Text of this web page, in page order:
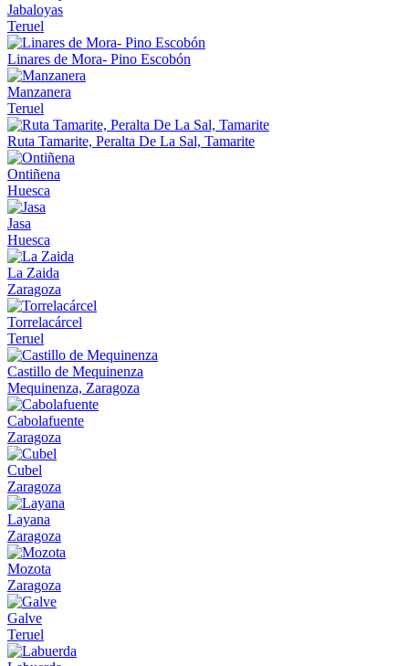
Jabaloyas
Teruel
Linares de Mora- Pino Escobón
Manzanera
Teruel
Ruta Tamarite, Peralta De La Sal, Tamarite
Ontiñena
Huesca
Jasa
Huesca
La Zaida
Zaragoza
Torrelacárcel
Teruel
Castillo de Mequinenza
Mequinenza, Zaragoza
Cabolafuente
Zaragoza
Cubel
Zaragoza
Layana
Zaragoza
Mozota
Zaragoza
Galve
Teruel